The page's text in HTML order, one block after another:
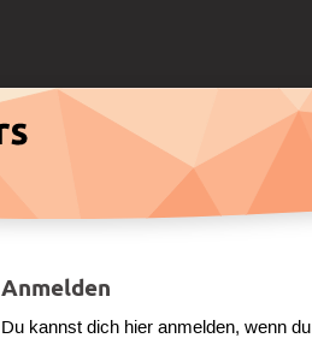
Anmelden
Du kannst dich hier anmelden, wenn